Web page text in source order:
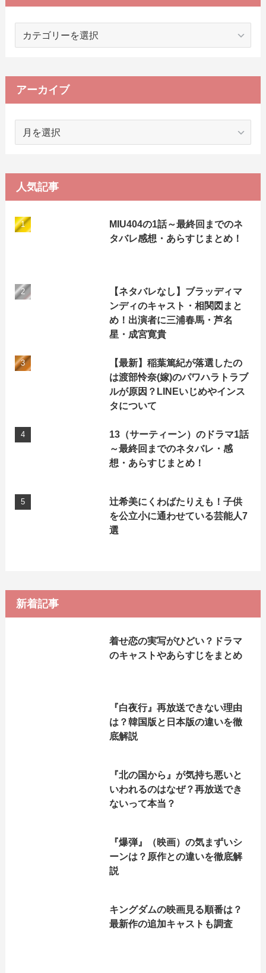
リ
ー
アーカイブ
イ
ブ
人気記事
MIU404の1話～最終回までのネ
タバレ感想・あらすじまとめ！
【ネタバレなし】ブラッディマ
ンディのキャスト・相関図まと
め！出演者に三浦春馬・芦名
星・成宮寛貴
【最新】稲葉篤紀が落選したの
は渡部怜奈(嫁)のパワハラトラブ
ルが原因？LINEいじめやインス
タについて
13（サーティーン）のドラマ1話
～最終回までのネタバレ・感
想・あらすじまとめ！
辻希美にくわばたりえも！子供
を公立小に通わせている芸能人7
選
新着記事
着せ恋の実写がひどい？ドラマ
のキャストやあらすじをまとめ
『白夜行』再放送できない理由
は？韓国版と日本版の違いを徹
底解説
『北の国から』が気持ち悪いと
いわれるのはなぜ？再放送でき
ないって本当？
『爆弾』（映画）の気まずいシ
ーンは？原作との違いを徹底解
説
キングダムの映画見る順番は？
最新作の追加キャストも調査